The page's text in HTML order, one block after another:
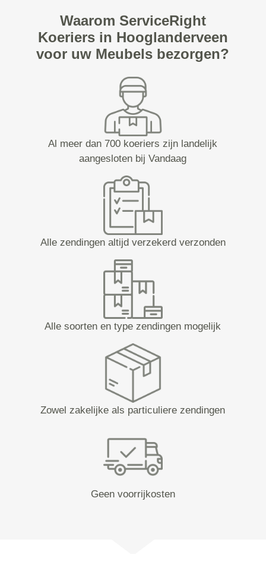
Waarom ServiceRight
Koeriers in Hooglanderveen
voor uw Meubels bezorgen?
Al meer dan 700 koeriers zijn landelijk
aangesloten bij Vandaag
Alle zendingen altijd verzekerd verzonden
Alle soorten en type zendingen mogelijk
Zowel zakelijke als particuliere zendingen
Geen voorrijkosten